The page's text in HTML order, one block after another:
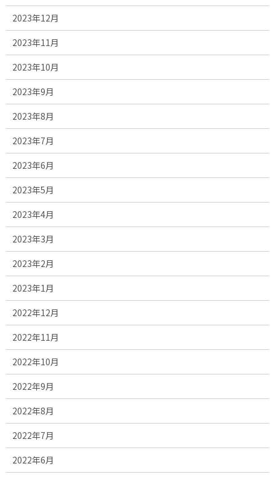
2023年12月
2023年11月
2023年10月
2023年9月
2023年8月
2023年7月
2023年6月
2023年5月
2023年4月
2023年3月
2023年2月
2023年1月
2022年12月
2022年11月
2022年10月
2022年9月
2022年8月
2022年7月
2022年6月